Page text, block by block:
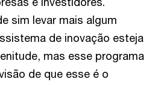
sim levar mais algum
de inovação esteja
mas esse programa
de que esse é o